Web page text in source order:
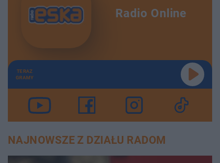
Radio Online
TERAZ
GRAMY
NAJNOWSZE Z DZIAŁU RADOM